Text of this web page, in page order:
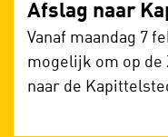
Afslag naar
Vanaf maandag 7
mogelijk om op de
naar de